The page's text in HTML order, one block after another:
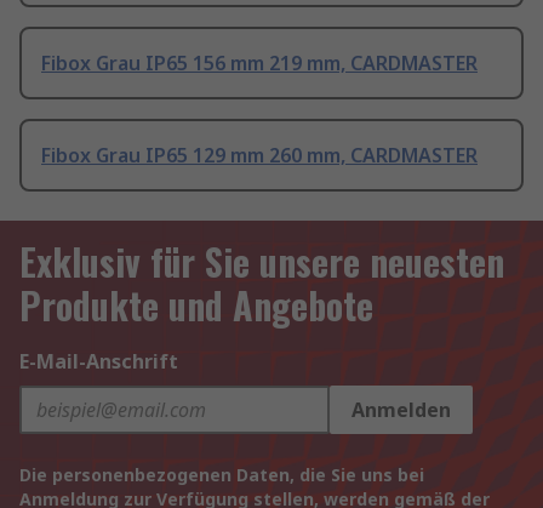
Fibox Grau IP65 156 mm 219 mm, CARDMASTER
Fibox Grau IP65 129 mm 260 mm, CARDMASTER
Exklusiv für Sie unsere neuesten
Produkte und Angebote
E-Mail-Anschrift
Anmelden
Die personenbezogenen Daten, die Sie uns bei
Anmeldung zur Verfügung stellen, werden gemäß der